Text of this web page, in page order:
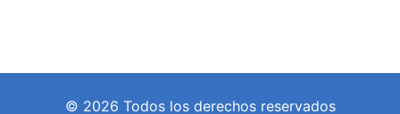
© 2026 Todos los derechos reservados